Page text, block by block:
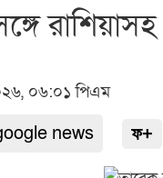
০৬:০১ পিএম
ফ+